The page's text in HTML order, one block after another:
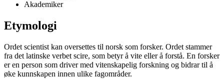
Akademiker
Etymologi
Ordet scientist kan oversettes til norsk som forsker. Ordet stammer
fra det latinske verbet scire, som betyr å vite eller å forstå. En forsker
er en person som driver med vitenskapelig forskning og bidrar til å
øke kunnskapen innen ulike fagområder.